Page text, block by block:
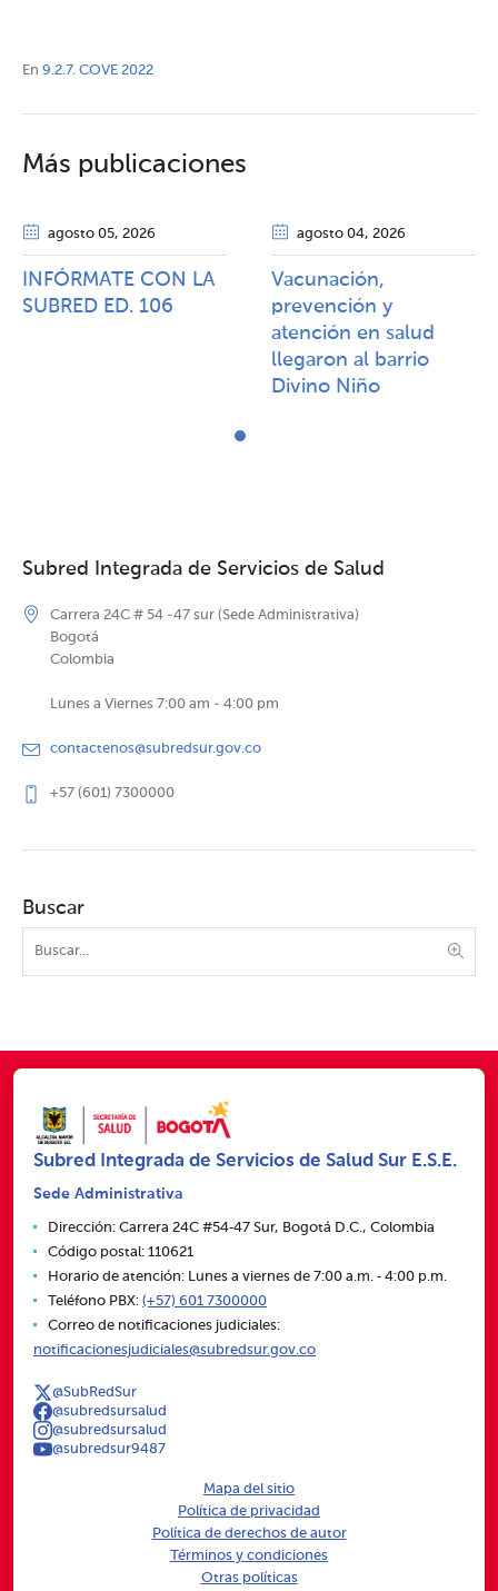
En 9.2.7. COVE 2022
Más publicaciones
agosto 05, 2026
INFÓRMATE CON LA
SUBRED ED. 106
agosto 04, 2026
Vacunación,
prevención y
atención en salud
llegaron al barrio
Divino Niño
Subred Integrada de Servicios de Salud
Carrera 24C # 54 -47 sur (Sede Administrativa)
Bogotá
Colombia
Lunes a Viernes 7:00 am - 4:00 pm
contactenos@subredsur.gov.co
+57 (601) 7300000
Buscar
Subred Integrada de Servicios de Salud Sur E.S.E.
Sede Administrativa
Dirección: Carrera 24C #54‑47 Sur, Bogotá D.C., Colombia
Código postal: 110621
Horario de atención: Lunes a viernes de 7:00 a.m. ‑ 4:00 p.m.
Teléfono PBX: (+57) 601 7300000
Correo de notificaciones judiciales:
notificacionesjudiciales@subredsur.gov.co
@SubRedSur
@subredsursalud
@subredsursalud
@subredsur9487
Mapa del sitio
Política de privacidad
Política de derechos de autor
Términos y condiciones
Otras políticas